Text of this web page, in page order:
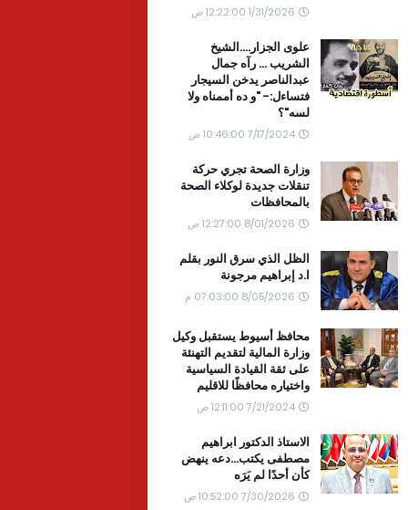
1/31/2026 12:22:00 ص
علوى الجزار....الشيخ
الشريب ... رآه جمال
عبدالناصر يدخن السيجار
فتساءل:- "و ده أممناه ولا
لسه"؟
7/17/2024 10:46:00 ص
وزارة الصحة تجري حركة
تنقلات جديدة لوكلاء الصحة
بالمحافظات
8/01/2026 12:27:00 ص
الظل الذي سرق النور بقلم
ا.د إبراهيم مرجونة
8/05/2026 07:03:00 م
محافظ أسيوط يستقبل وكيل
وزارة المالية لتقديم التهنئة
على ثقة القيادة السياسية
واختياره محافظًا للاقليم
7/21/2024 12:11:00 ص
الاستاذ الدكتور ابراهيم
مصطفى يكتب...دعه ينهض
كأن أحدًا لم يَرَه
7/30/2026 10:52:00 ص